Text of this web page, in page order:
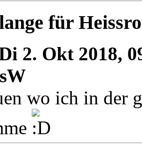
für
2. Okt 2018,
wo ich in der